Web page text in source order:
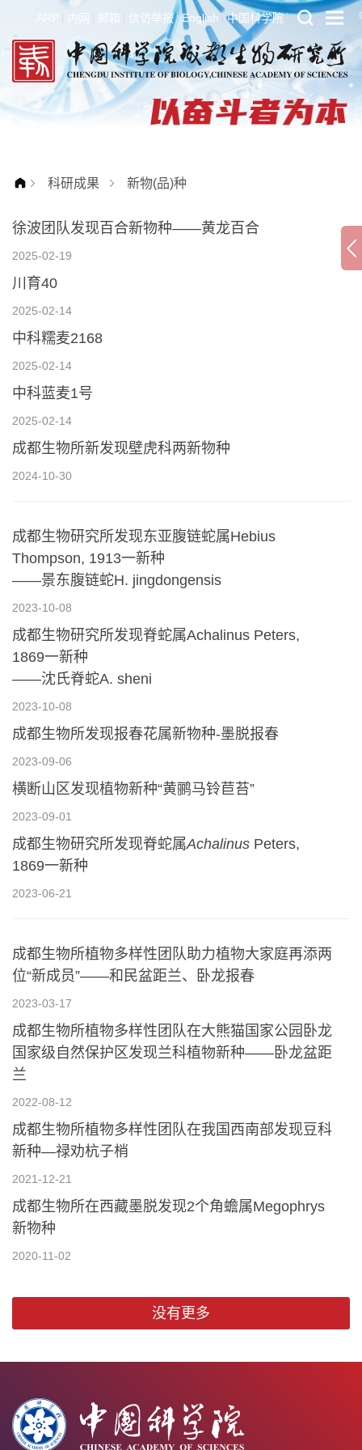
ARP 内网 邮箱 信访举报 English 中国科学院
科研成果 新物(品)种
徐波团队发现百合新物种——黄龙百合
2025-02-19
川育40
2025-02-14
中科糯麦2168
2025-02-14
中科蓝麦1号
2025-02-14
成都生物所新发现壁虎科两新物种
2024-10-30
成都生物研究所发现东亚腹链蛇属Hebius
Thompson, 1913一新种
——景东腹链蛇H. jingdongensis
2023-10-08
成都生物研究所发现脊蛇属Achalinus Peters,
1869一新种
——沈氏脊蛇A. sheni
2023-10-08
成都生物所发现报春花属新物种-墨脱报春
2023-09-06
横断山区发现植物新种“黄鹂马铃苣苔”
2023-09-01
成都生物研究所发现脊蛇属Achalinus Peters,
1869一新种
2023-06-21
成都生物所植物多样性团队助力植物大家庭再添两
位“新成员”——和民盆距兰、卧龙报春
2023-03-17
成都生物所植物多样性团队在大熊猫国家公园卧龙
国家级自然保护区发现兰科植物新种——卧龙盆距
兰
2022-08-12
成都生物所植物多样性团队在我国西南部发现豆科
新种—禄劝杭子梢
2021-12-21
成都生物所在西藏墨脱发现2个角蟾属Megophrys
新物种
2020-11-02
没有更多